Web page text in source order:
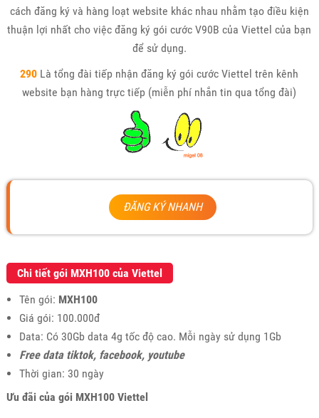
cách đăng ký và hàng loạt website khác nhau nhằm tạo điều kiện
thuận lợi nhất cho việc đăng ký gói cước V90B của Viettel của bạn
để sử dụng.
290 Là tổng đài tiếp nhận đăng ký gói cước Viettel trên kênh
website bạn hàng trực tiếp (miễn phí nhắn tin qua tổng đài)
ĐĂNG KÝ NHANH
Chi tiết gói MXH100 của Viettel
Tên gói: MXH100
Giá gói: 100.000đ
Data: Có 30Gb data 4g tốc độ cao. Mỗi ngày sử dụng 1Gb
Free data tiktok, facebook, youtube
Thời gian: 30 ngày
Ưu đãi của gói MXH100 Viettel